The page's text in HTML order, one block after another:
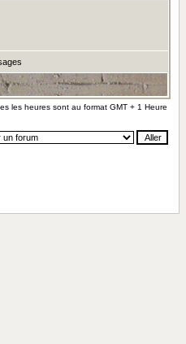
les heures sont au format GMT + 1 Heure